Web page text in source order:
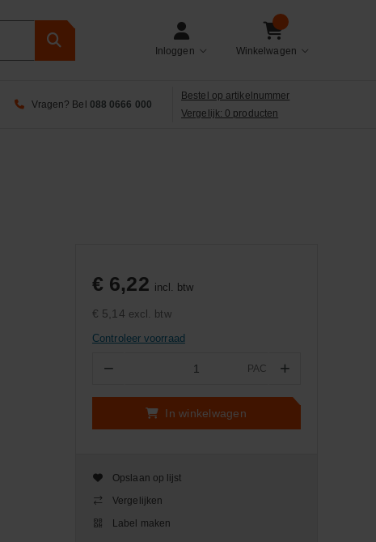
Inloggen Winkelwagen
Vragen? Bel 088 0666 000
Bestel op artikelnummer
Vergelijk: 0 producten
€ 6,22 incl. btw
€ 5,14 excl. btw
Controleer voorraad
− PAC +
In winkelwagen
Opslaan op lijst
Vergelijken
Label maken